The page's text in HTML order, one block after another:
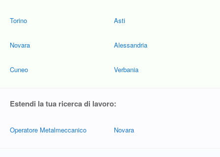
Torino
Novara
Cuneo
Asti
Alessandria
Verbania
Estendi la tua ricerca di lavoro:
Operatore Metalmeccanico Novara